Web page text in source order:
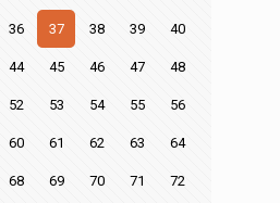
36 37 38 39 40
44 45 46 47 48
52 53 54 55 56
60 61 62 63 64
68 69 70 71 72